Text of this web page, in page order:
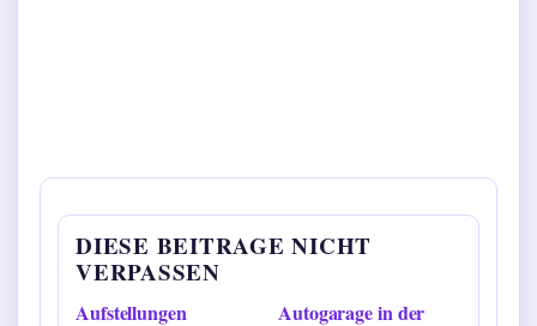
DIESE BEITRAGE NICHT
VERPASSEN
Aufstellungen
Autogarage in der